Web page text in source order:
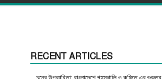
RECENT ARTICLES